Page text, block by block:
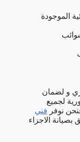
الموجودة
و لضمان
لجميع
نوفر فني
الاجزاء